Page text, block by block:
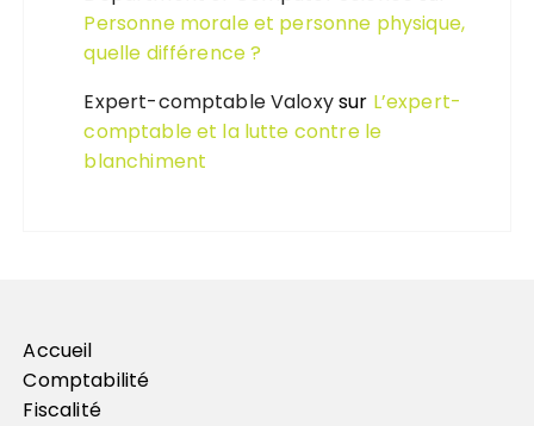
Personne morale et personne physique,
quelle différence ?
Expert-comptable Valoxysur L’expert-
comptable et la lutte contre le
blanchiment
Accueil
Comptabilité
Fiscalité